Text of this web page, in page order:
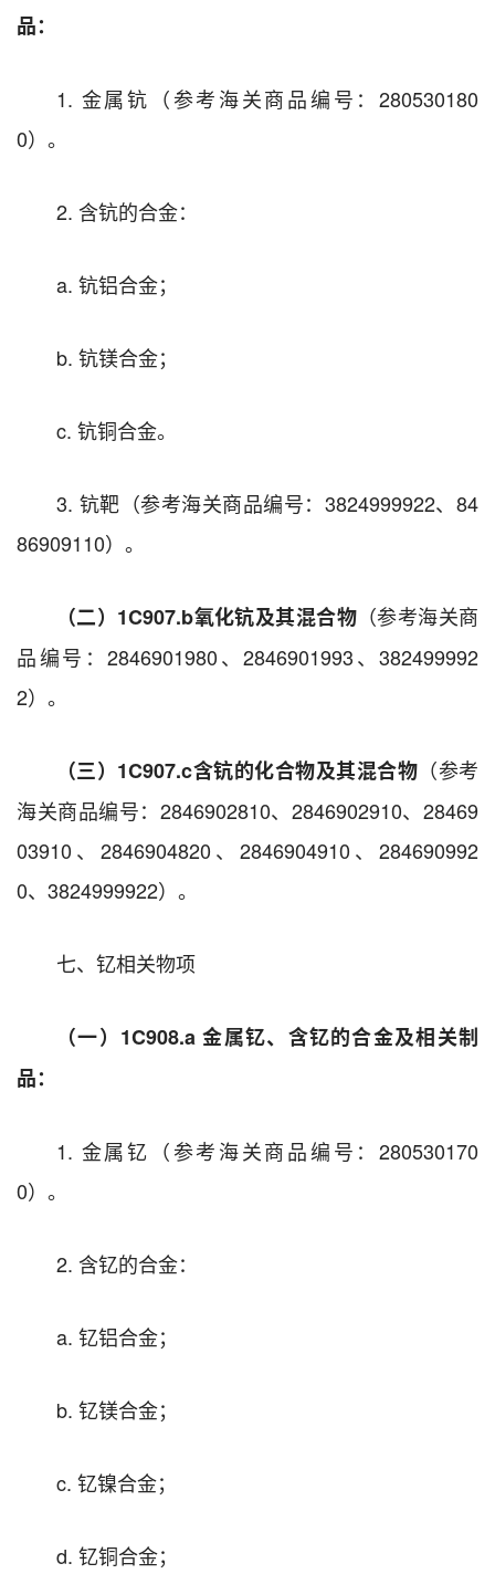
品：
1. 金属钪（参考海关商品编号：280530180
0）。
2. 含钪的合金：
a. 钪铝合金；
b. 钪镁合金；
c. 钪铜合金。
3. 钪靶（参考海关商品编号：3824999922、84
86909110）。
（二）1C907.b氧化钪及其混合物（参考海关商
品编号：2846901980、2846901993、382499992
2）。
（三）1C907.c含钪的化合物及其混合物 （参考
海关商品编号：2846902810、2846902910、28469
03910、2846904820、2846904910、284690992
0、3824999922）。
七、钇相关物项
（一）1C908.a金属钇、含钇的合金及相关制
品：
1. 金属钇（参考海关商品编号：280530170
0）。
2. 含钇的合金：
a. 钇铝合金；
b. 钇镁合金；
c. 钇镍合金；
d. 钇铜合金；